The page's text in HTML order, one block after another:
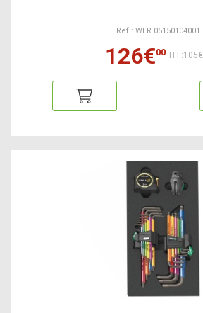
Ref : WER 05150104001
126€00 HT:105€